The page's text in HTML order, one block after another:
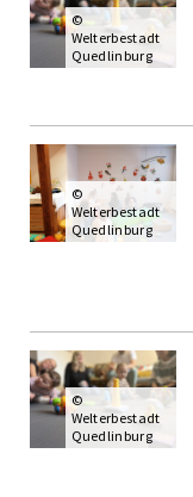
©
Welterbestadt
Quedlinburg
©
Welterbestadt
Quedlinburg
©
Welterbestadt
Quedlinburg